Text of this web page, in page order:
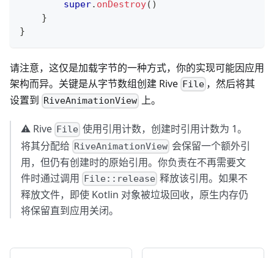
super. onDestroy( )
}
}
请注意，这仅是加载字节的一种方式，你的实现可能因应用
架构而异。关键是从字节数组创建 Rive File ，然后将其
设置到 RiveAnimationView 上。
⚠️ Rive File 使用引用计数，创建时引用计数为 1。
将其分配给 RiveAnimationView 会保留一个额外引
用，但仍有创建时的原始引用。你负责在不再需要文
件时通过调用 File::release 释放该引用。如果不
释放文件，即使 Kotlin 对象被垃圾回收，原生内存仍
将保留直到应用关闭。